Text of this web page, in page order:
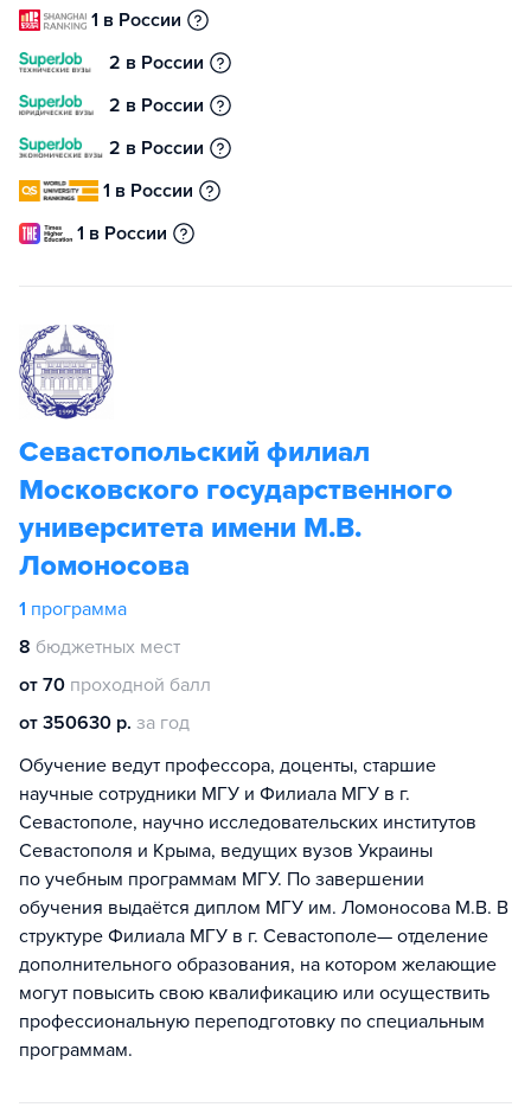
1 в России
2 в России
2 в России
2 в России
1 в России
1 в России
Севастопольский филиал
Московского государственного
университета имени М.В.
Ломоносова
1 программа
8 бюджетных мест
от 70 проходной балл
от 350630 р. за год
Обучение ведут профессора, доценты, старшие
научные сотрудники МГУ и Филиала МГУ в г.
Севастополе, научно исследовательских институтов
Севастополя и Крыма, ведущих вузов Украины
по учебным программам МГУ. По завершении
обучения выдаётся диплом МГУ им. Ломоносова М.В. В
структуре Филиала МГУ в г. Севастополе— отделение
дополнительного образования, на котором желающие
могут повысить свою квалификацию или осуществить
профессиональную переподготовку по специальным
программам.